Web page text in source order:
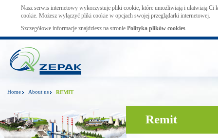
Nasz serwis internetowy wykorzystuje pliki cookie, które umożliwiają i ułatwiają Ci
cookie. Możesz wyłączyć pliki cookie w opcjach swojej przeglądarki internetowej.
Szczegółowe informacje znajdziesz na stronie Polityka plików cookies
Home About us REMIT
Remit